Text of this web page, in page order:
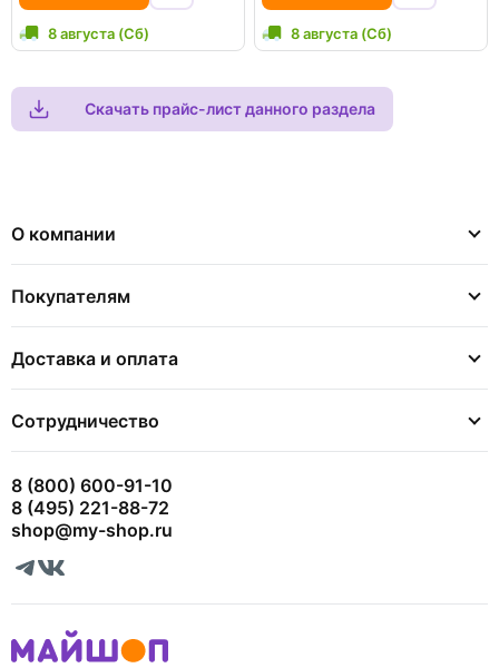
8 августа (Сб) 8 августа (Сб)
Скачать прайс-лист данного раздела
О компании
Покупателям
Доставка и оплата
Сотрудничество
8 (800) 600-91-10
8 (495) 221-88-72
shop@my-shop.ru